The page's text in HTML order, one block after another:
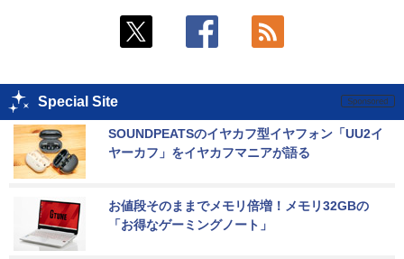
Special Site
SOUNDPEATSのイヤカフ型イヤフォン「UU2イ
ヤーカフ」をイヤカフマニアが語る
お値段そのままでメモリ倍増！メモリ32GBの
「お得なゲーミングノート」